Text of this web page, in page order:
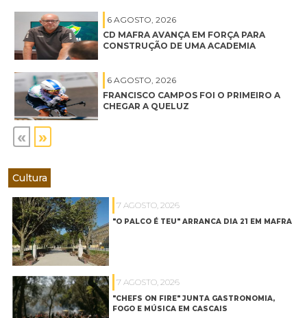
6 AGOSTO, 2026
CD MAFRA AVANÇA EM FORÇA PARA
CONSTRUÇÃO DE UMA ACADEMIA
6 AGOSTO, 2026
FRANCISCO CAMPOS FOI O PRIMEIRO A
CHEGAR A QUELUZ
« »
Cultura
7 AGOSTO, 2026
"O PALCO É TEU" ARRANCA DIA 21 EM MAFRA
7 AGOSTO, 2026
"CHEFS ON FIRE" JUNTA GASTRONOMIA,
FOGO E MÚSICA EM CASCAIS